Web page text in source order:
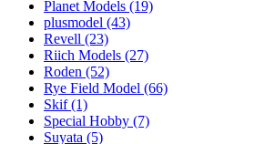
Planet Models (19)
plusmodel (43)
Revell (23)
Riich Models (27)
Roden (52)
Rye Field Model (66)
Skif(1)
Special Hobby (7)
Suyata (5)